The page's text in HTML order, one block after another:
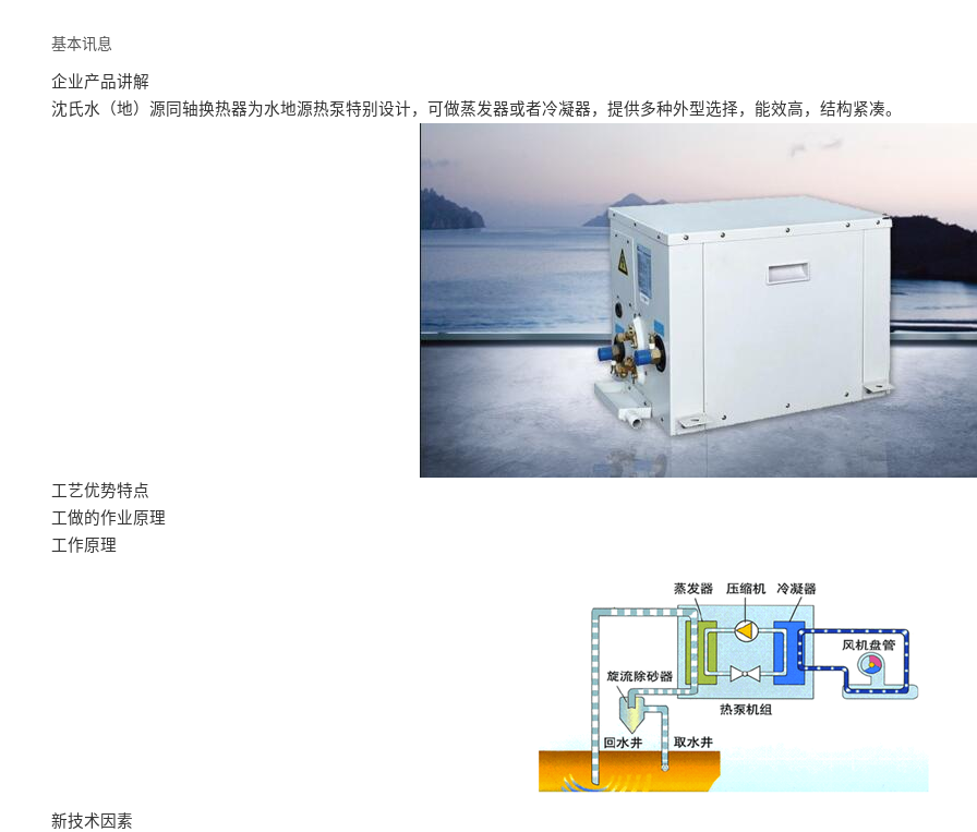
基本讯息
企业产品讲解
沈氏水（地）源同轴换热器为水地源热泵特别设计，可做蒸发器或者冷凝器，提供多种外型选择，能效高，结构紧凑。
工艺优势特点
工做的作业原理
工作原理
新技术因素